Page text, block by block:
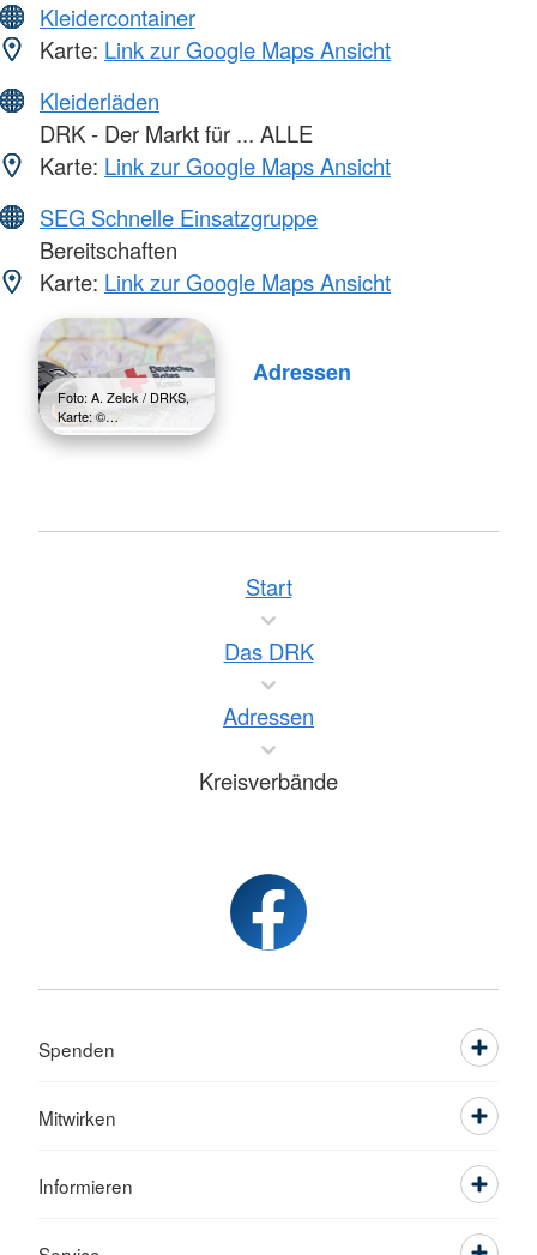
Kleidercontainer
Karte: Link zur Google Maps Ansicht
Kleiderläden
DRK - Der Markt für ... ALLE
Karte: Link zur Google Maps Ansicht
SEG Schnelle Einsatzgruppe
Bereitschaften
Karte: Link zur Google Maps Ansicht
Foto: A. Zelck / DRKS,
Karte: ©…
Adressen
Start
Das DRK
Adressen
Kreisverbände
Spenden
Mitwirken
Informieren